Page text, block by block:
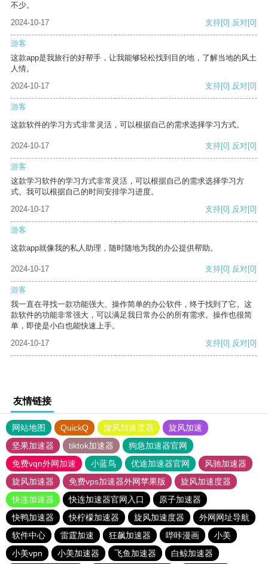
不少。
2024-10-17
支持[0] 反对[0]
游客
这款app是我旅行的好帮手，让我能够轻松找到目的地，了解当地的风土
人情。
2024-10-17
支持[0] 反对[0]
游客
这款软件的学习方式非常灵活，可以根据自己的需求选择学习方式。
2024-10-17 支持[0] 反对[0]
游客
这款学习软件的学习方式非常灵活，可以根据自己的需求选择学习方
式。我可以根据自己的时间安排学习进度。
2024-10-17
支持[0] 反对[0]
游客
这款app就像我的私人助理，随时随地为我的办公提供帮助。
2024-10-17 支持[0] 反对[0]
游客
我一直在寻找一款功能强大、操作简单的办公软件，终于找到了它。这
款软件的功能非常强大，可以满足我日常办公的所有需求。操作也很简
单，即使是小白也能快速上手。
2024-10-17
支持[0] 反对[0]
友情链接
网站地图 QuickQ 旋风加速度器
旋风加速
坚果加速器
tiktok加速器
狗急加速器官网
免费vqn外网加速
小蓝鸟 优途加速器官网
风驰加速器
旋风加速器
免费vps加速器外网苹果版
旋风加速度器
快连加速器
快连加速器官网入口
原子加速器
快鸭加速器
快柠檬加速器 旋风加速度器
外网网址导航
软件中心
雷霆加速 狂飙加速器 哔咔漫画
小美
小美vpn
小美加速器 飞鱼加速器 白鲸加速器